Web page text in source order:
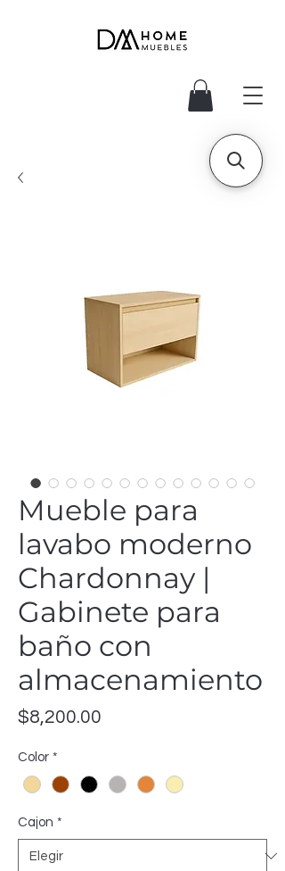
Mueble para
lavabo moderno
Chardonnay |
Gabinete para
baño con
almacenamiento
$8,200.00
Color *
Cajon *